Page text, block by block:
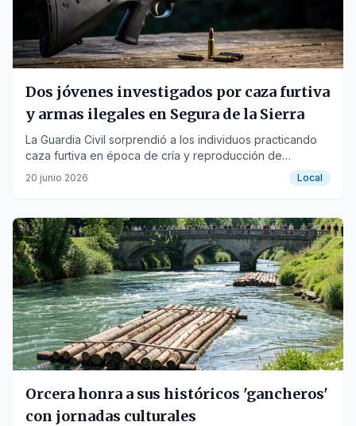
Dos jóvenes investigados por caza furtiva
y armas ilegales en Segura de la Sierra
La Guardia Civil sorprendió a los individuos practicando
caza furtiva en época de cría y reproducción de
especies silvestres.
20 junio 2026 Local
Orcera honra a sus históricos 'gancheros'
con jornadas culturales